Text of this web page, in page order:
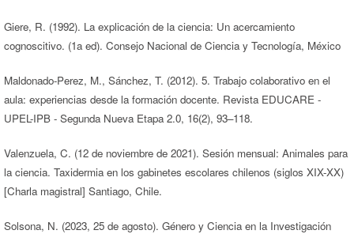
Giere, R. (1992). La explicación de la ciencia: Un acercamiento
cognoscitivo. (1a ed). Consejo Nacional de Ciencia y Tecnología, México
Maldonado-Perez, M., Sánchez, T. (2012). 5. Trabajo colaborativo en el
aula: experiencias desde la formación docente. Revista EDUCARE -
UPEL-IPB - Segunda Nueva Etapa 2.0, 16(2), 93–118.
Valenzuela, C. (12 de noviembre de 2021). Sesión mensual: Animales para
la ciencia. Taxidermia en los gabinetes escolares chilenos (siglos XIX-XX)
[Charla magistral] Santiago, Chile.
Solsona, N. (2023, 25 de agosto). Género y Ciencia en la Investigación